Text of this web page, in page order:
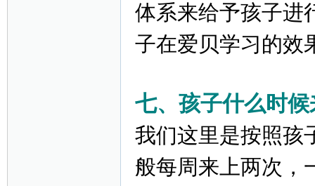
体系来给予孩子进
子在爱贝学习的效
七、孩子什么时
我们这里是按照孩
般每周来上两次，